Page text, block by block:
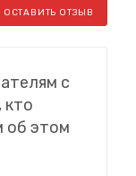
ОСТАВИТЬ ОТЗЫВ
с
кто
об этом